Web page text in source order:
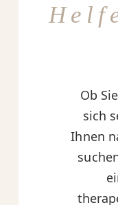
Ob
sich
Ihnen